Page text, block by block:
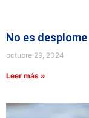
No es
octubre 29, 2024
Leer más »